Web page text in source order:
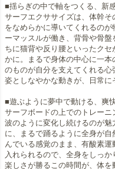
■揺らぎの中で軸をつくる、新
サーフエクササイズは、体幹
をなめらかに導いてくれるの
ーマッスルが働き、背骨や骨
ちに猫背や反り腰といったク
かに。まるで身体の中心に一
のものが自分を支えてくれる
姿としなやかな動きが、日常に
■遊ぶように夢中で動ける、爽
サーフボードの上でのトレーニ
波のように変化し続けるのが
に、まるで踊るように全身が
んでいる感覚のまま、有酸素
入れられるので、全身をしっ
楽しさが勝るこの時間が、体